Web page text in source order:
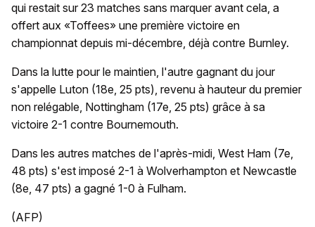
qui restait sur 23 matches sans marquer avant cela, a
offert aux «Toffees» une première victoire en
championnat depuis mi-décembre, déjà contre Burnley.
Dans la lutte pour le maintien, l'autre gagnant du jour
s'appelle Luton (18e, 25 pts), revenu à hauteur du premier
non relégable, Nottingham (17e, 25 pts) grâce à sa
victoire 2-1 contre Bournemouth.
Dans les autres matches de l'après-midi, West Ham (7e,
48 pts) s'est imposé 2-1 à Wolverhampton et Newcastle
(8e, 47 pts) a gagné 1-0 à Fulham.
(AFP)